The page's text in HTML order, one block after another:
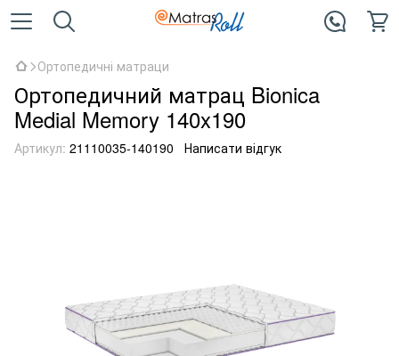
Ортопедичні матраци
Ортопедичний матрац Bionica
Medial Memory 140x190
Артикул: 21110035-140190 Написати відгук